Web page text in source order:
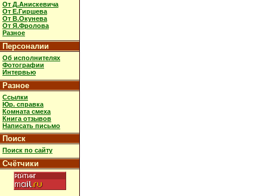
От Д.Анискевича
От Е.Гиршева
От В.Окунева
От Я.Фролова
Разное
Персоналии
Об исполнителях
Фотографии
Интервью
Разное
Ссылки
Юр. справка
Комната смеха
Книга отзывов
Написать письмо
Поиск
Поиск по сайту
Счётчики